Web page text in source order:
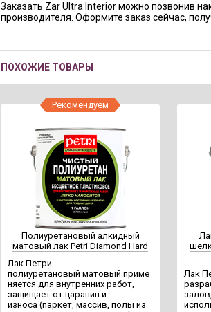
Заказать Zar Ultra Interior можно позвонив
производителя. Оформите заказ сейчас,
ПОХОЖИЕ ТОВАРЫ
Рекомендуем
Полиуретановый алкидный
матовый лак Petri Diamond Hard
Лак Петри
полиуретановый матовый приме
няется для внутренних работ,
защищает от царапин и
износа (паркет, массив, полы из
Лак